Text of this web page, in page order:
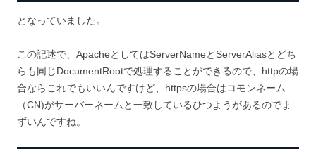
となっていました。
この記述で、ApacheとしてはServerNameとServerAliasとどち
らも同じDocumentRootで処理することができるので、httpの場
合ならこれでもいいんですけど、httpsの場合はコモンネーム
（CN)がサーバーネームと一致しているひつようがあるのでま
ずいんですね。